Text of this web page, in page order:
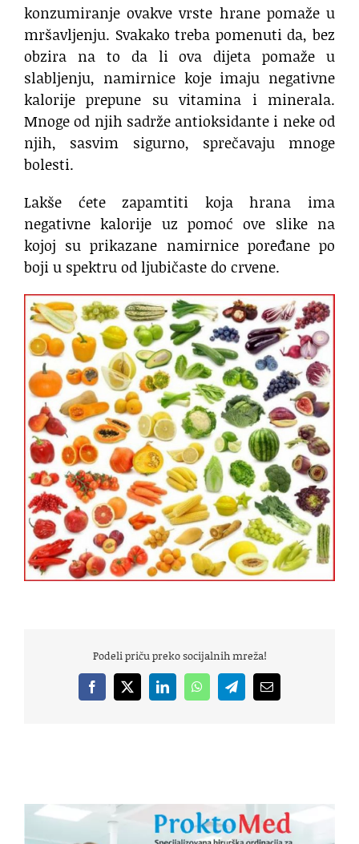
konzumiranje ovakve vrste hrane pomaže u
mršavljenju. Svakako treba pomenuti da, bez
obzira na to da li ova dijeta pomaže u
slabljenju, namirnice koje imaju negativne
kalorije prepune su vitamina i minerala.
Mnoge od njih sadrže antioksidante i neke od
njih, sasvim sigurno, sprečavaju mnoge
bolesti.
Lakše ćete zapamtiti koja hrana ima
negativne kalorije uz pomoć ove slike na
kojoj su prikazane namirnice poređane po
boji u spektru od ljubičaste do crvene.
Podeli priču preko socijalnih mreža!
Facebook
X LinkedInWhatsAppTelegramEmail